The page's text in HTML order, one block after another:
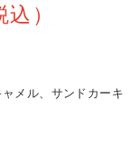
）
メル、サンドカーキ